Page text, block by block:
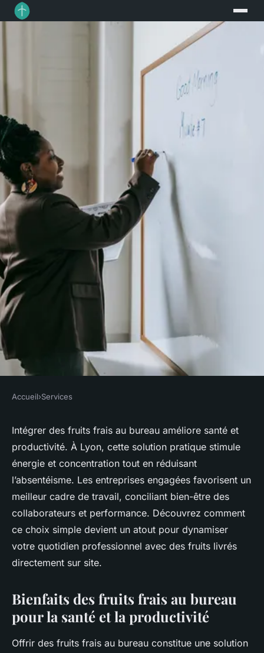
Fruits frais au bureau à lyon :
une solution santé pratique !
Théo•23 octobre 2025•6 min de lecture
Accueil›Services
Intégrer des fruits frais au bureau améliore santé et
productivité. À Lyon, cette solution pratique stimule
énergie et concentration tout en réduisant
l’absentéisme. Les entreprises engagées favorisent un
meilleur cadre de travail, conciliant bien-être des
collaborateurs et performance. Découvrez comment
ce choix simple devient un atout pour dynamiser
votre quotidien professionnel avec des fruits livrés
directement sur site.
Bienfaits des fruits frais au bureau
pour la santé et la productivité
Offrir des fruits frais au bureau constitue une solution